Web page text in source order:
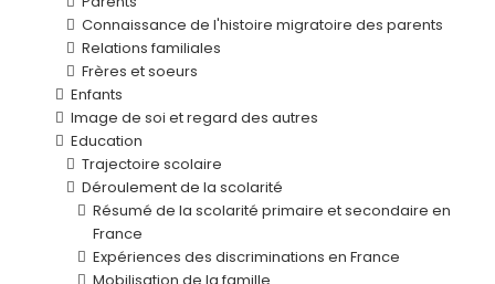
Connaissance de l'histoire migratoire des parents
Relations familiales
Frères et soeurs
Enfants
Image de soi et regard des autres
Education
Trajectoire scolaire
Déroulement de la scolarité
Résumé de la scolarité primaire et secondaire en
France
Expériences des discriminations en France